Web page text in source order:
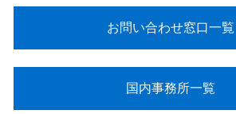
お問い合わせ窓口一覧
国内事務所一覧